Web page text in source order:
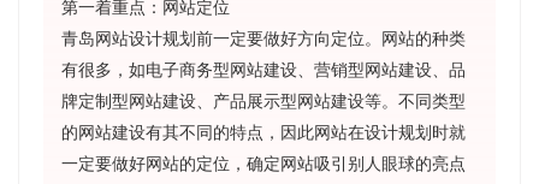
第一着重点：网站定位
青岛网站设计规划前一定要做好方向定位。网站的种类
有很多，如电子商务型网站建设、营销型网站建设、品
牌定制型网站建设、产品展示型网站建设等。不同类型
的网站建设有其不同的特点，因此网站在设计规划时就
一定要做好网站的定位，确定网站吸引别人眼球的亮点